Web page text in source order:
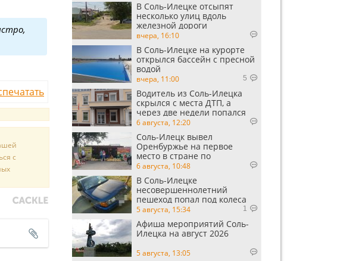
с
В Соль-Илецке отсыпят
несколько улиц вдоль
железной дороги
вчера, 16:10
В Соль-Илецке на курорте
открылся бассейн с пресной
водой
вчера, 11:00 5
Водитель из Соль-Илецка
скрылся с места ДТП, а
через две недели попался
пьяным
6 августа, 12:20
Соль-Илецк вывел
Оренбуржье на первое
место в стране по
выращиванию арбузов
6 августа, 10:48
В Соль-Илецке
несовершеннолетний
пешеход попал под колеса
автомобиля
5 августа, 15:34 1
Афиша мероприятий Соль-
Илецка на август 2026
5 августа, 13:05